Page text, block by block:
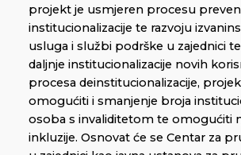
projekt je usmjeren procesu
institucionalizacije te razvoju
usluga i službi podrške u zajednici
daljnje institucionalizacije novih
procesa deinstitucionalizacije,
omogućiti i smanjenje broja
osoba s invaliditetom te omogućiti
inkluzije. Osnovat će se Centar za